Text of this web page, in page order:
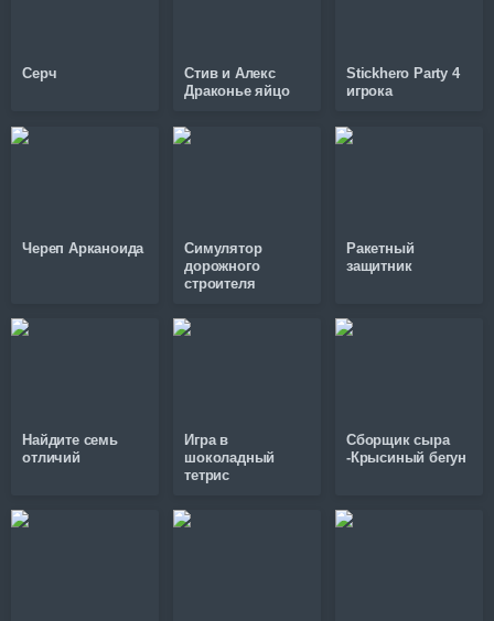
Серч
Стив и Алекс
Драконье яйцо
Stickhero Party 4
игрока
Череп Арканоида
Симулятор
дорожного
строителя
Ракетный
защитник
Найдите семь
отличий
Игра в
шоколадный
тетрис
Сборщик сыра
-Крысиный бегун